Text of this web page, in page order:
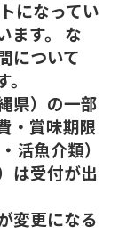
になってい
ます。 な
について
県）の一部
・賞味期限
活魚介類）
は受付が出
変更になる